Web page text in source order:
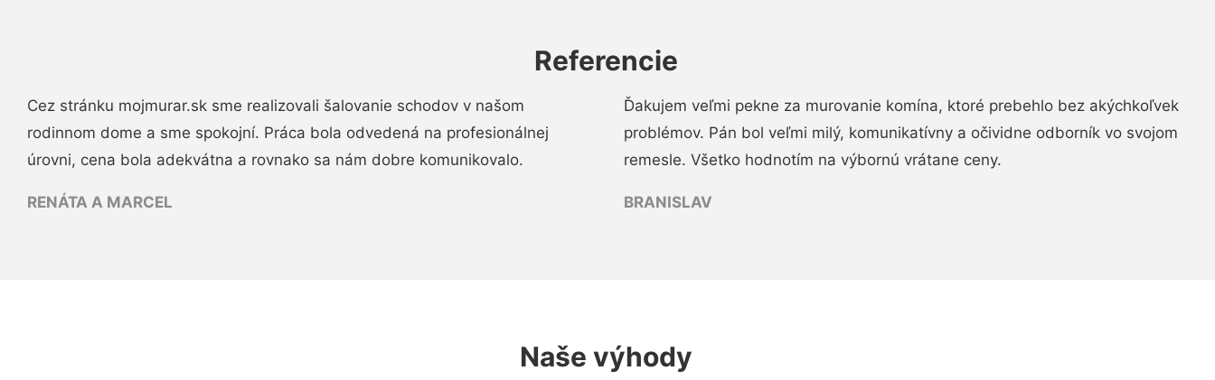
Referencie
Cez stránku mojmurar.sk sme realizovali šalovanie schodov v našom
rodinnom dome a sme spokojní. Práca bola odvedená na profesionálnej
úrovni, cena bola adekvátna a rovnako sa nám dobre komunikovalo.
RENÁTA A MARCEL
Ďakujem veľmi pekne za murovanie komína, ktoré prebehlo bez akýchkoľvek
problémov. Pán bol veľmi milý, komunikatívny a očividne odborník vo svojom
remesle. Všetko hodnotím na výbornú vrátane ceny.
BRANISLAV
Naše výhody